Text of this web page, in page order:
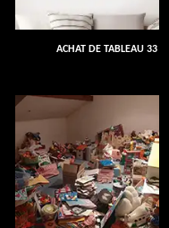
ACHAT DE TABLEAU 33